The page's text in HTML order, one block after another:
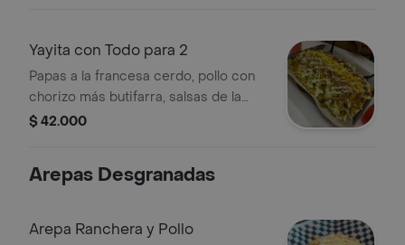
Yayita con Todo para 2
Papas a la francesa cerdo, pollo con
chorizo más butifarra, salsas de la
casa, queso, verduras y papa chongo
$ 42.000
Arepas Desgranadas
Arepa Ranchera y Pollo